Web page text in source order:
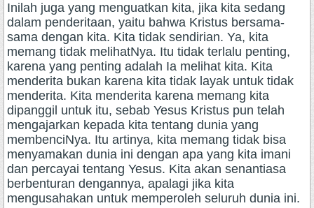
Inilah juga yang menguatkan kita, jika kita sedang
dalam penderitaan, yaitu bahwa Kristus bersama-
sama dengan kita. Kita tidak sendirian. Ya, kita
memang tidak melihatNya. Itu tidak terlalu penting,
karena yang penting adalah Ia melihat kita. Kita
menderita bukan karena kita tidak layak untuk tidak
menderita. Kita menderita karena memang kita
dipanggil untuk itu, sebab Yesus Kristus pun telah
mengajarkan kepada kita tentang dunia yang
membenciNya. Itu artinya, kita memang tidak bisa
menyamakan dunia ini dengan apa yang kita imani
dan percayai tentang Yesus. Kita akan senantiasa
berbenturan dengannya, apalagi jika kita
mengusahakan untuk memperoleh seluruh dunia ini.